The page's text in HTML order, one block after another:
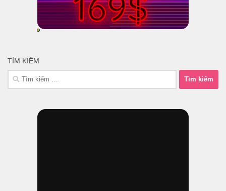
TÌM KIẾM
Tìm
kiếm